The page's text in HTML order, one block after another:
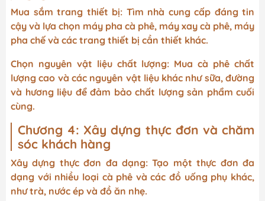
Mua sắm trang thiết bị: Tìm nhà cung cấp đáng tin
cậy và lựa chọn máy pha cà phê, máy xay cà phê, máy
pha chế và các trang thiết bị cần thiết khác.
Chọn nguyên vật liệu chất lượng: Mua cà phê chất
lượng cao và các nguyên vật liệu khác như sữa, đường
và hương liệu để đảm bảo chất lượng sản phẩm cuối
cùng.
Chương 4: Xây dựng thực đơn và chăm
sóc khách hàng
Xây dựng thực đơn đa dạng: Tạo một thực đơn đa
dạng với nhiều loại cà phê và các đồ uống phụ khác,
như trà, nước ép và đồ ăn nhẹ.